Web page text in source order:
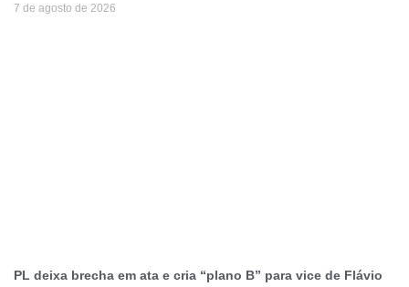
7 de agosto de 2026
PL deixa brecha em ata e cria “plano B” para vice de Flávio